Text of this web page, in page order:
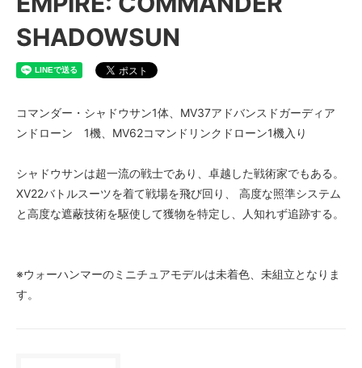
SHADOWSUN
コマンダー・シャドウサン1体、MV37アドバンスドガーディア
ンドローン 1機、MV62コマンドリンクドローン1機入り
シャドウサンは超一流の戦士であり、卓越した戦術家でもある。
XV22バトルスーツを着て戦場を飛び回り、 高度な照準システム
と高度な遮蔽技術を駆使して獲物を特定し、人知れず追跡する。
※ウォーハンマーのミニチュアモデルは未着色、未組立となりま
す。